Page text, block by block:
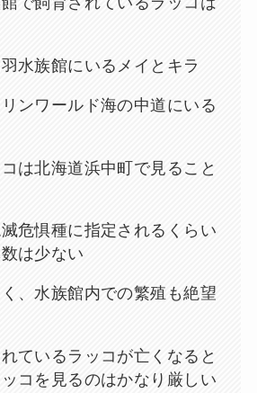
水族館にいるメイとキラ
ンワールド海の中道にいる
は北海道浜中町で見ること
危惧種に指定されるくらい
は少ない
、水族館内での繁殖も絶望
ているラッコが亡くなると
コを見るのはかなり厳しい